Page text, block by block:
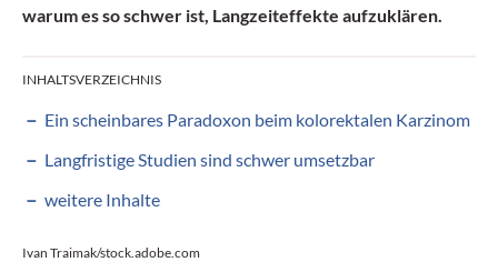
warum es so schwer ist, Langzeiteffekte aufzuklären.
INHALTSVERZEICHNIS
Ein scheinbares Paradoxon beim kolorektalen Karzinom
Langfristige Studien sind schwer umsetzbar
weitere Inhalte
Ivan Traimak/stock.adobe.com